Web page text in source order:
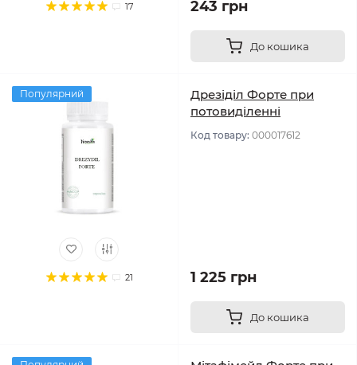
17 243 грн
До кошика
Популярний
21
Дрезіділ Форте при
потовиділенні
Код товару: 000017612
1 225 грн
До кошика